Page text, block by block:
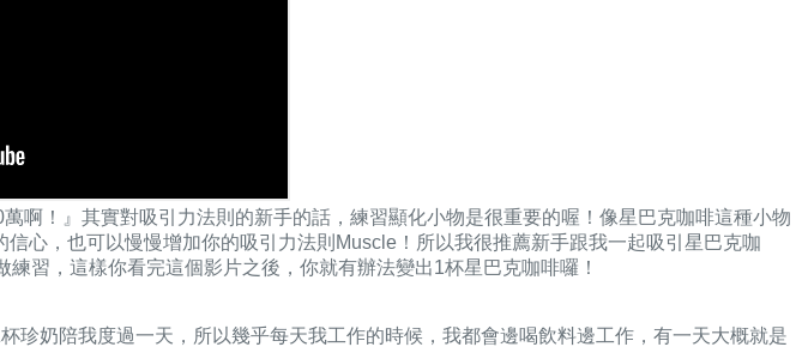
啊！』其實對吸引力法則的新手的話，練習顯化小物是很重要的喔！像星巴克咖啡這種小物
心，也可以慢慢增加你的吸引力法則Muscle！所以我很推薦新手跟我一起吸引星巴克咖
習，這樣你看完這個影片之後，你就有辦法變出1杯星巴克咖啡囉！
奶陪我度過一天，所以幾乎每天我工作的時候，我都會邊喝飲料邊工作，有一天大概就是